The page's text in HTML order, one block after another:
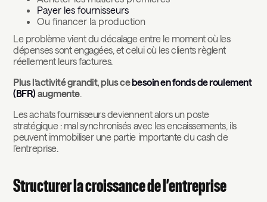
Payer les fournisseurs
Ou financer la production
Le problème vient du décalage entre le moment où les
dépenses sont engagées, et celui où les clients règlent
réellement leurs factures.
Plus l’activité grandit, plus cebesoin en fonds de roulement
(BFR) augmente.
Les achats fournisseurs deviennent alors un poste
stratégique : mal synchronisés avec les encaissements, ils
peuvent immobiliser une partie importante du cash de
l’entreprise.
Structurer la croissance de l’entreprise